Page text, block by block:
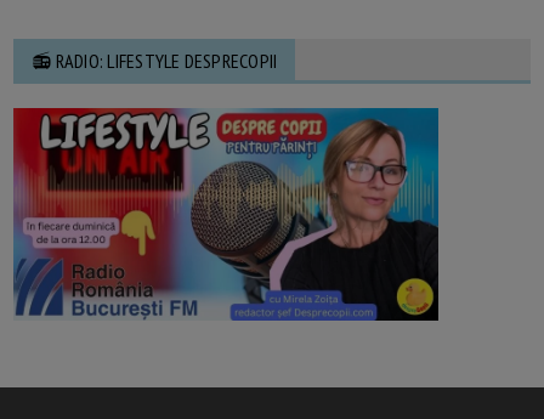
📻 RADIO: LIFESTYLE DESPRECOPII